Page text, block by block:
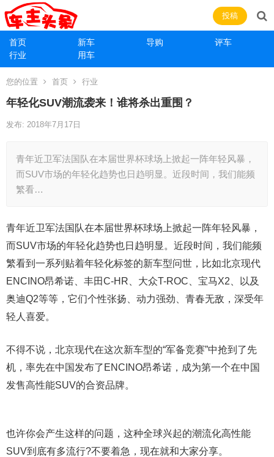
首页 新车 导购
评车
行业
用车
投稿
您的位置 首页 行业
年轻化SUV潮流袭来！谁将杀出重围？
发布: 2018年7月17日
青年近卫军法国队在本届世界杯球场上掀起一阵年轻风暴，
而SUV市场的年轻化趋势也日趋明显。近段时间，我们能频
繁看…
青年近卫军法国队在本届世界杯球场上掀起一阵年轻风暴，
而SUV市场的年轻化趋势也日趋明显。近段时间，我们能频
繁看到一系列贴着年轻化标签的新车型问世，比如北京现代
ENCINO昂希诺、丰田C-HR、大众T-ROC、宝马X2、以及
奥迪Q2等等，它们个性张扬、动力强劲、青春无敌，深受年
轻人喜爱。
不得不说，北京现代在这次新车型的“军备竞赛”中抢到了先
机，率先在中国发布了ENCINO昂希诺，成为第一个在中国
发售高性能SUV的合资品牌。
也许你会产生这样的问题，这种全球兴起的潮流化高性能
SUV到底有多流行?不要着急，现在就和大家分享。